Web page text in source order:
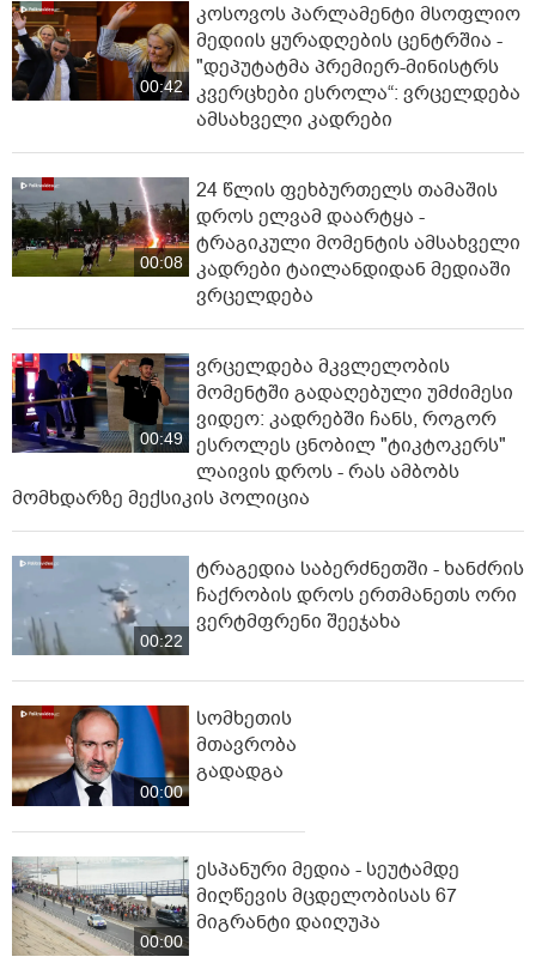
00:42
კოსოვოს პარლამენტი მსოფლიო
მედიის ყურადღების ცენტრშია -
"დეპუტატმა პრემიერ-მინისტრს
კვერცხები ესროლა“: ვრცელდება
ამსახველი კადრები
00:08
24 წლის ფეხბურთელს თამაშის
დროს ელვამ დაარტყა -
ტრაგიკული მომენტის ამსახველი
კადრები ტაილანდიდან მედიაში
ვრცელდება
00:49
ვრცელდება მკვლელობის
მომენტში გადაღებული უმძიმესი
ვიდეო: კადრებში ჩანს, როგორ
ესროლეს ცნობილ "ტიკტოკერს"
ლაივის დროს - რას ამბობს
მომხდარზე მექსიკის პოლიცია
00:22
ტრაგედია საბერძნეთში - ხანძრის
ჩაქრობის დროს ერთმანეთს ორი
ვერტმფრენი შეეჯახა
00:00
სომხეთის
მთავრობა
გადადგა
00:00
ესპანური მედია - სეუტამდე
მიღწევის მცდელობისას 67
მიგრანტი დაიღუპა